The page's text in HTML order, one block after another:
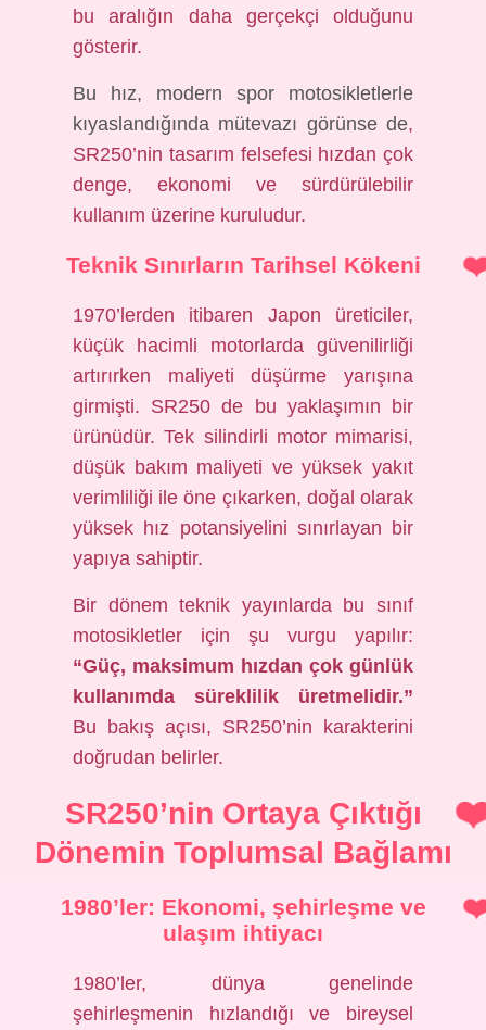
bu aralığın daha gerçekçi olduğunu
gösterir.
Bu hız, modern spor motosikletlerle
kıyaslandığında mütevazı görünse de,
SR250’nin tasarım felsefesi hızdan çok
denge, ekonomi ve sürdürülebilir
kullanım üzerine kuruludur.
Teknik Sınırların Tarihsel Kökeni
1970’lerden itibaren Japon üreticiler,
küçük hacimli motorlarda güvenilirliği
artırırken maliyeti düşürme yarışına
girmişti. SR250 de bu yaklaşımın bir
ürünüdür. Tek silindirli motor mimarisi,
düşük bakım maliyeti ve yüksek yakıt
verimliliği ile öne çıkarken, doğal olarak
yüksek hız potansiyelini sınırlayan bir
yapıya sahiptir.
Bir dönem teknik yayınlarda bu sınıf
motosikletler için şu vurgu yapılır:
“Güç, maksimum hızdan çok günlük
kullanımda süreklilik üretmelidir.”
Bu bakış açısı, SR250’nin karakterini
doğrudan belirler.
SR250’nin Ortaya Çıktığı
Dönemin Toplumsal Bağlamı
1980’ler: Ekonomi, şehirleşme ve
ulaşım ihtiyacı
1980’ler, dünya genelinde
şehirleşmenin hızlandığı ve bireysel